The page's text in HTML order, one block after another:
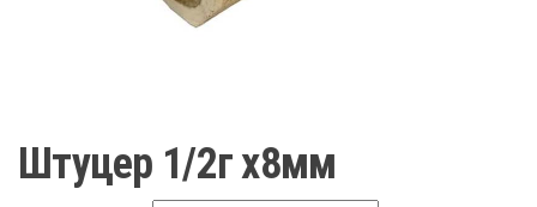
Штуцер 1/2г х8мм